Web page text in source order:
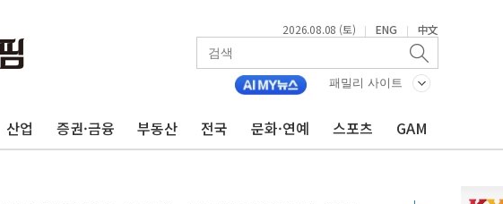
2026.08.08 (토) | ENG | 中文
패밀리 사이트
산업 증권·금융 부동산 전국 문화·연예 스포츠 GAM